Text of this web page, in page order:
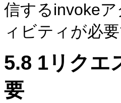
信するinvoke
ィビティが必要
5.8 1リクエ
要